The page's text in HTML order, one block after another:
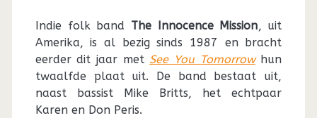
Indie folk band The Innocence Mission, uit
Amerika, is al bezig sinds 1987 en bracht
eerder dit jaar met See You Tomorrowhun
twaalfde plaat uit. De band bestaat uit,
naast bassist Mike Britts, het echtpaar
Karen en Don Peris.